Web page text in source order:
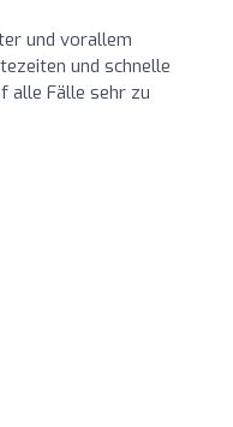
und vorallem
und schnelle
alle Fälle sehr zu